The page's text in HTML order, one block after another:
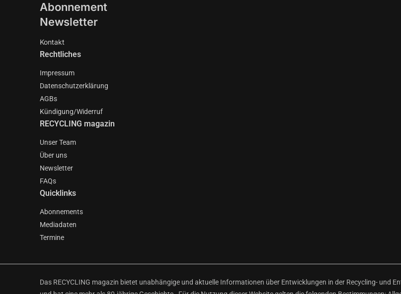
Abonnement
Newsletter
Kontakt
Rechtliches
Impressum
Datenschutzerklärung
AGBs
Kündigung/Widerruf
RECYCLING magazin
Unser Team
Über uns
Newsletter
FAQs
Quicklinks
Abonnements
Mediadaten
Termine
Das RECYCLING magazin bietet unabhängige und aktuelle Informationen über Entwicklungen in der Recycling- und